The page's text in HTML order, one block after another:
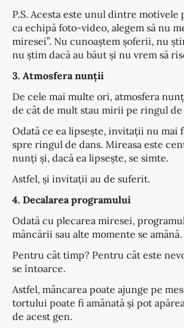
P.S. Acesta este unul dintre
ca echipă foto-video, alegem să nu
miresei”. Nu cunoaștem șoferii, nu
nu știm dacă au băut și nu vrem să
3. Atmosfera nunții
De cele mai multe ori, atmosfera
de cât de mult stau mirii pe ringul de
Odată ce ea lipsește, invitații nu mai
spre ringul de dans. Mireasa este
nunți și, dacă ea lipsește, se simte.
Astfel, și invitații au de suferit.
4. Decalarea programului
Odată cu plecarea miresei,
mâncării sau alte momente se amână.
Pentru cât timp? Pentru cât este
se întoarce.
Astfel, mâncarea poate ajunge pe
tortului poate fi amânată și pot
de acest gen.